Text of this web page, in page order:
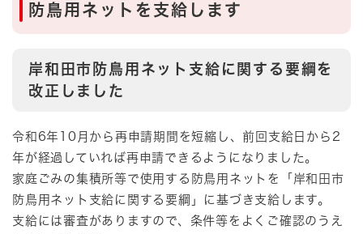
防鳥用ネットを支給します
岸和田市防鳥用ネット支給に関する要綱を
改正しました
令和6年10月から再申請期間を短縮し、前回支給日から2
年が経過していれば再申請できるようになりました。
家庭ごみの集積所等で使用する防鳥用ネットを「岸和田市
防鳥用ネット支給に関する要綱」に基づき支給します。
支給には審査がありますので、条件等をよくご確認のうえ